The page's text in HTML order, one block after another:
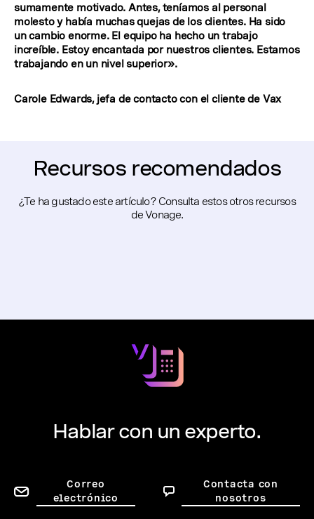
sumamente motivado. Antes, teníamos al personal
molesto y había muchas quejas de los clientes. Ha sido
un cambio enorme. El equipo ha hecho un trabajo
increíble. Estoy encantada por nuestros clientes. Estamos
trabajando en un nivel superior».
Carole Edwards, jefa de contacto con el cliente de Vax
Recursos recomendados
¿Te ha gustado este artículo? Consulta estos otros recursos
de Vonage.
Hablar con un experto.
Correo
electrónico
Contacta con
nosotros